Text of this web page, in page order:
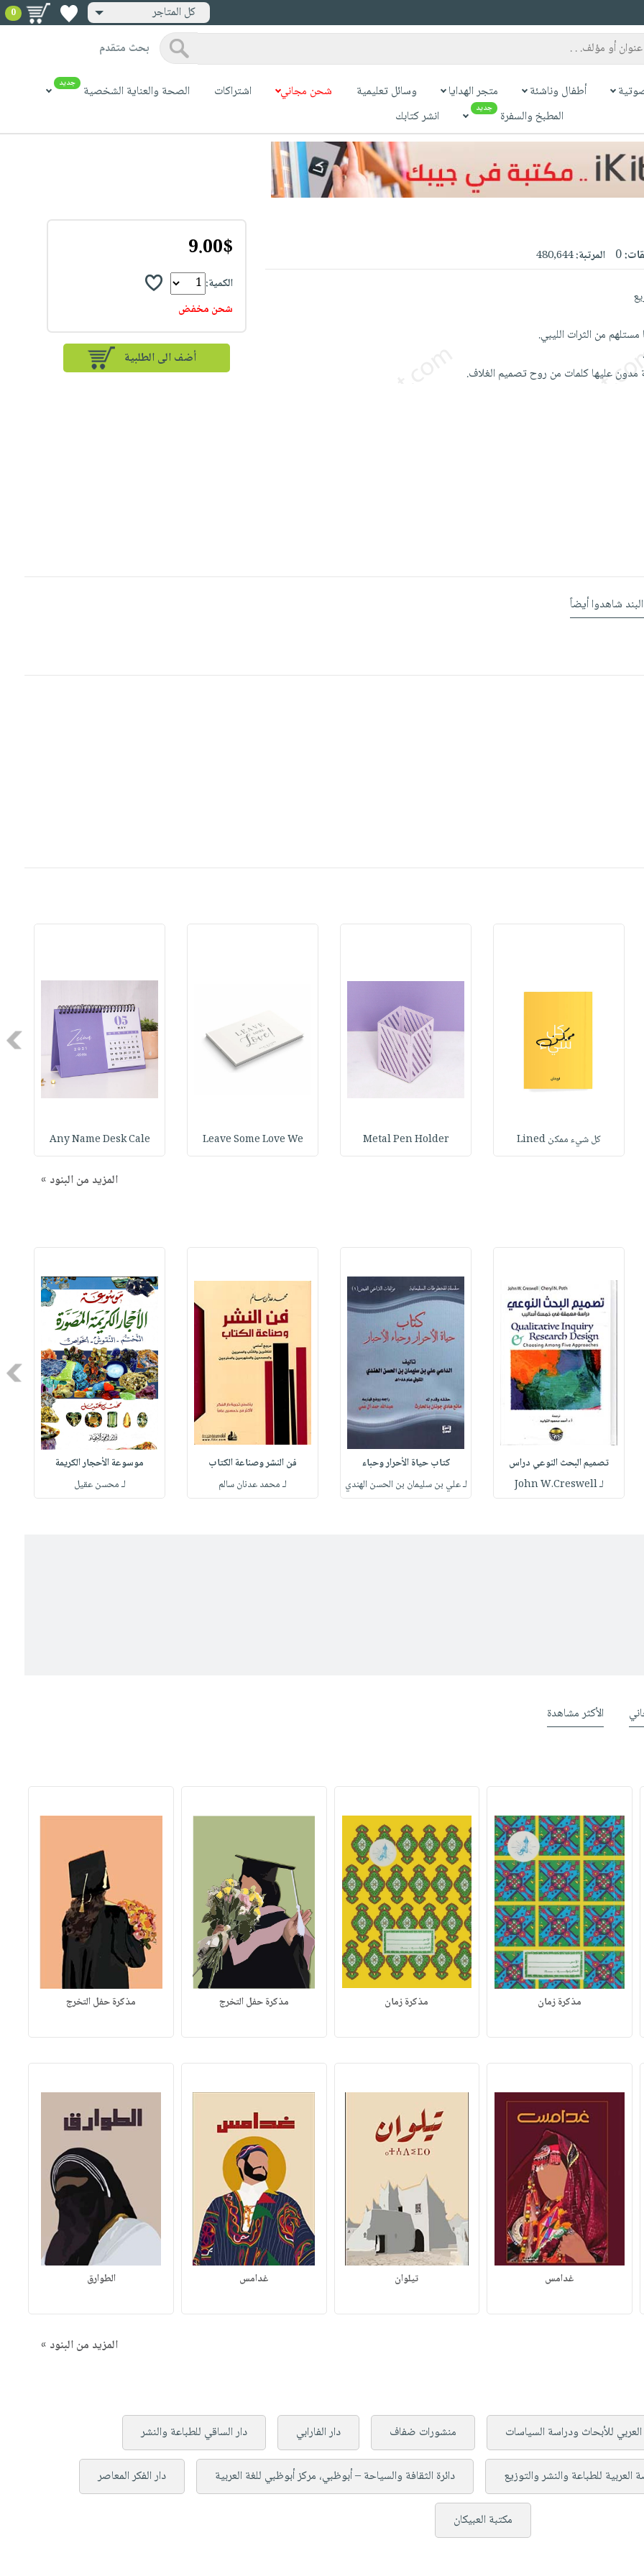
كل المتاجر 0
بحث متقدم
أطفال وناشئة متجر الهدايا وسائل تعليمية شحن مجاني اشتراكات الصحة والعناية الشخصية جديد
المطبخ والسفرة جديد انشر كتابك
0 المرتبة:480,644
من الثرات الليبي.
عليها كلمات من روح تصميم الغلاف.
9.00$
الكمية:
شحن مخفض
أضف الى الطلبية
شاهدوا أيضاً
كل شيء ممكن Lined Metal Pen Holder
Leave Some Love We
Any Name Desk Cale
المزيد من البنود »
تصميم البحث النوعي دراس
لـ John W.Creswell
كتاب حياة الأحرار وحباء
لـ علي بن سليمان بن الحسن الهندي
فن النشر وصناعة الكتاب
لـ محمد عدنان سالم
موسوعة الأحجار الكريمة
لـ محسن عقيل
الأكثر مشاهدة
مذكرة زمان مذكرة زمان مذكرة حفل التخرج مذكرة حفل التخرج
غدامس تيلوان غدامس الطوارق
المزيد من البنود »
العربي للأبحاث ودراسة السياسات منشورات ضفاف دار الفارابي دار الساقي للطباعة والنشر
العربية للطباعة والنشر والتوزيع دائرة الثقافة والسياحة – أبوظبي، مركز أبوظبي للغة العربية دار الفكر المعاصر
مكتبة العبيكان